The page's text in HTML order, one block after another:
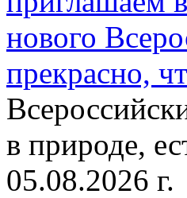
нового
прекрасно,
в природе,
05.08.2026 г.